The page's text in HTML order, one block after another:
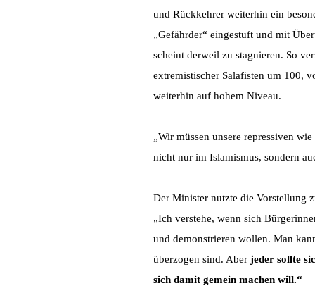
und Rückkehrer weiterhin ein
„Gefährder“ eingestuft und mit
scheint derweil zu stagnieren. So
extremistischer Salafisten um 100,
weiterhin auf hohem Niveau.
„Wir müssen unsere repressiven
nicht nur im Islamismus, sondern
Der Minister nutzte die Vorstellung
„Ich verstehe, wenn sich
und demonstrieren wollen. Man
überzogen sind. Aber jeder sollte
sich damit gemein machen will.“